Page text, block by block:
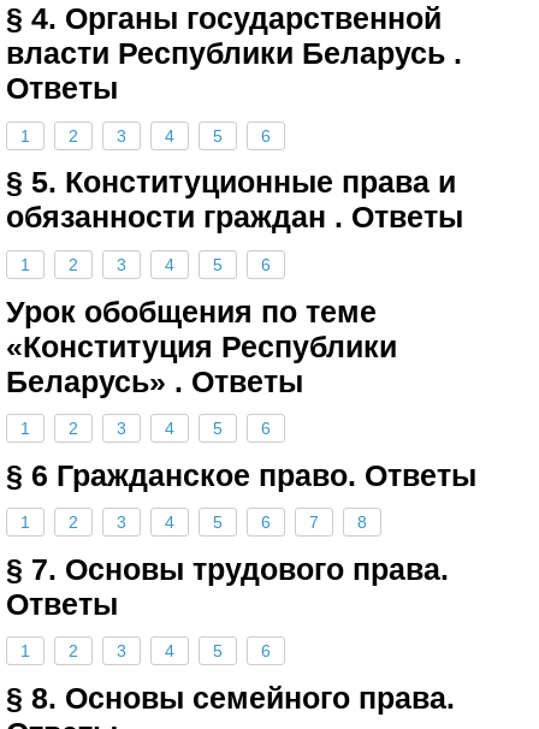
§ 4. Органы государственной
власти Республики Беларусь .
Ответы
1 2 3 4 5 6
§ 5. Конституционные права и
обязанности граждан . Ответы
1 2 3 4 5 6
Урок обобщения по теме
«Конституция Республики
Беларусь» . Ответы
1 2 3 4 5 6
§ 6 Гражданское право. Ответы
1 2 3 4 5 6 7 8
§ 7. Основы трудового права.
Ответы
1 2 3 4 5 6
§ 8. Основы семейного права.